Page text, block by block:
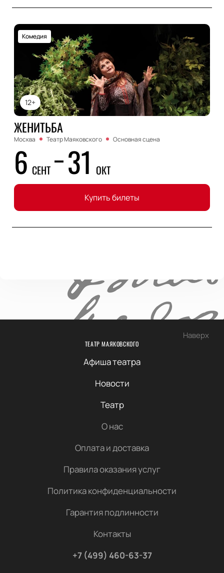
12+
Комедия
ЖЕНИТЬБА
Москва Театр Маяковского Основная сцена
6 СЕНТ 31 ОКТ
Купить билеты
Наверх
ТЕАТР МАЯКОВСКОГО
Афиша театра
Новости
Театр
О нас
Оплата и доставка
Правила оказания услуг
Политика конфиденциальности
Гарантия подлинности
Контакты
+7 (499) 460-63-37